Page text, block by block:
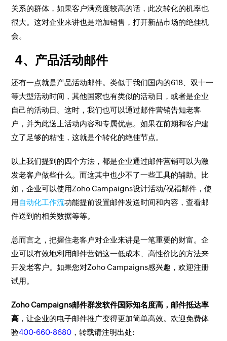
关系的群体，如果客户满意度较高的话，此次转化的机率也
很大。这对企业来讲也是增加销售，打开新品市场的绝佳机
会。
4、产品活动邮件
还有一点就是产品活动邮件。类似于我们国内的618、双十一
等大型活动时间，其他国家也有类似的活动日，或者是企业
自己的活动日。这时，我们也可以通过邮件营销告知老客
户，并为此送上活动内容和专属优惠。如果在前期和客户建
立了足够的粘性，这就是个转化的绝佳节点。
以上我们提到的四个方法，都是企业通过邮件营销可以为激
发老客户做些什么。而这其中也少不了一些工具的辅助。比
如，企业可以使用Zoho Campaigns设计活动/祝福邮件，使
用自动化工作流功能提前设置邮件发送时间和内容，查看邮
件送到的相关数据等等。
总而言之，把握住老客户对企业来讲是一笔重要的财富。企
业可以有效地利用邮件营销这一低成本、高性价比的方法来
开发老客户。如果您对Zoho Campaigns感兴趣，欢迎注册
试用。
Zoho Campaigns邮件群发软件国际知名度高，邮件抵达率
高 ，让企业的电子邮件推广变得更加简单高效。欢迎免费体
验400-660-8680 ，转载请注明出处: